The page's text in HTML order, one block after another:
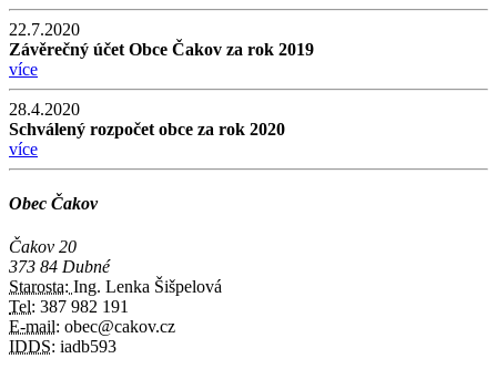
22.7.2020
Závěrečný účet Obce Čakov za rok 2019
více
28.4.2020
Schválený rozpočet obce za rok 2020
více
Obec Čakov
Čakov 20
373 84 Dubné
Starosta: Ing. Lenka Šišpelová
Tel: 387 982 191
E-mail: obec@cakov.cz
IDDS: iadb593